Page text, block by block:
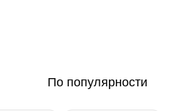
По популярности